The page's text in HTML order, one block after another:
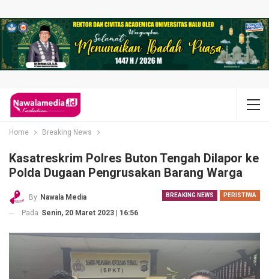
Home Breaking News
Kasatreskrim Polres Buton Tengah Dilapor ke
Polda Dugaan Pengrusakan Barang Warga
BREAKING NEWS PERISTIWA
By Nawala Media
Pada Senin, 20 Maret 2023 | 16:56